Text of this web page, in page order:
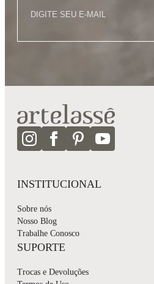
INSTITUCIONAL
Sobre nós
Nosso Blog
Trabalhe Conosco
SUPORTE
Trocas e Devoluções